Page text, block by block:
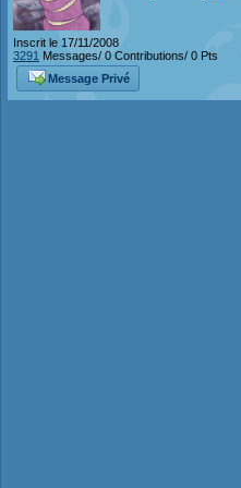
Inscrit le 17/11/2008
3291 Messages/ 0 Contributions/ 0 Pts
Message Privé